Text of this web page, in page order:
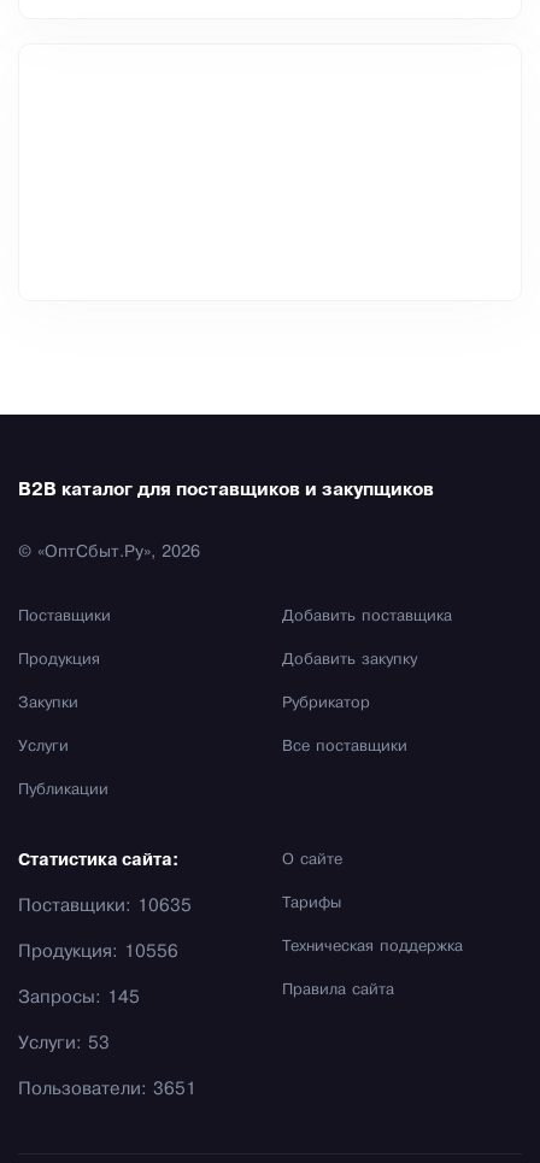
B2B каталог для поставщиков и закупщиков
© «ОптСбыт.Ру», 2026
Поставщики
Продукция
Закупки
Услуги
Публикации
Добавить поставщика
Добавить закупку
Рубрикатор
Все поставщики
О сайте
Тарифы
Техническая поддержка
Правила сайта
Статистика сайта:
Поставщики: 10635
Продукция: 10556
Запросы: 145
Услуги: 53
Пользователи: 3651